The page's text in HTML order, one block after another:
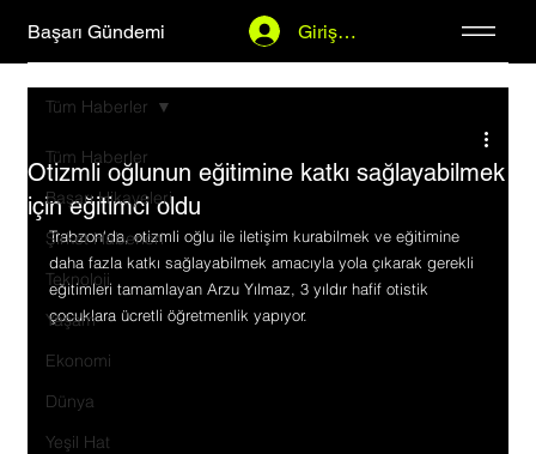
Başarı Gündemi Giriş Yap
Tüm Haberler
Başarı Hikayeleri
Şirket Haberleri
Teknoloji
Yaşam
Ekonomi
Dünya
Yeşil Hat
Tüm Haberler
Otizmli oğlunun eğitimine katkı sağlayabilmek
için eğitimci oldu
Trabzon'da, otizmli oğlu ile iletişim kurabilmek ve eğitimine
daha fazla katkı sağlayabilmek amacıyla yola çıkarak gerekli
eğitimleri tamamlayan Arzu Yılmaz, 3 yıldır hafif otistik
çocuklara ücretli öğretmenlik yapıyor.